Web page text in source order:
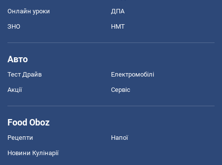
Онлайн уроки ДПА
ЗНО НМТ
Авто
Тест Драйв Електромобілі
Акції Сервіс
Food Oboz
Рецепти Напої
Новини Кулінарії